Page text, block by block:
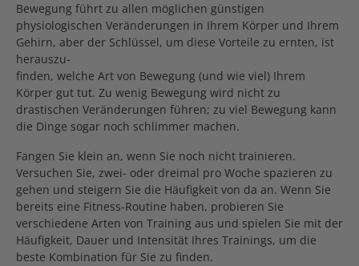
Bewegung führt zu allen möglichen günstigen
physiologischen Veränderungen in Ihrem Körper und Ihrem
Gehirn, aber der Schlüssel, um diese Vorteile zu ernten, ist
herauszu-
finden, welche Art von Bewegung (und wie viel) Ihrem
Körper gut tut. Zu wenig Bewegung wird nicht zu
drastischen Veränderungen führen; zu viel Bewegung kann
die Dinge sogar noch schlimmer machen.
Fangen Sie klein an, wenn Sie noch nicht trainieren.
Versuchen Sie, zwei- oder dreimal pro Woche spazieren zu
gehen und steigern Sie die Häufigkeit von da an. Wenn Sie
bereits eine Fitness-Routine haben, probieren Sie
verschiedene Arten von Training aus und spielen Sie mit der
Häufigkeit, Dauer und Intensität Ihres Trainings, um die
beste Kombination für Sie zu finden.